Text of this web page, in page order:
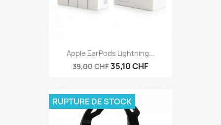
Apple EarPods Lightning...
39,00 CHF35,10 CHF
RUPTURE DE STOCK